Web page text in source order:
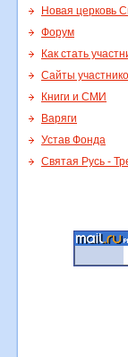
Новая церковь
Форум
Как стать
Сайты
Книги и СМИ
Варяги
Устав Фонда
Святая Русь -